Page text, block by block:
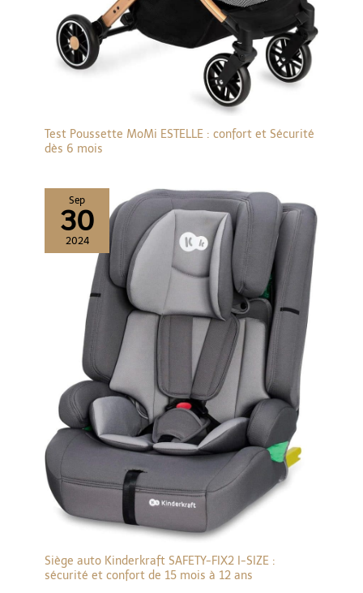
Test Poussette MoMi ESTELLE : confort et Sécurité
dès 6 mois
Sep
30
2024
Siège auto Kinderkraft SAFETY-FIX2 I-SIZE :
sécurité et confort de 15 mois à 12 ans